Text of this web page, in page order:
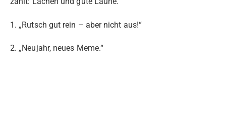
1. „Rutsch gut rein – aber nicht aus!“
2. „Neujahr, neues Meme.“